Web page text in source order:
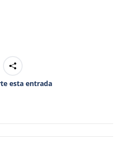
esta entrada